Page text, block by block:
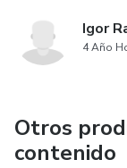
Recuperar el
Este método
solución real, sin
Igor
4 Año
Otros
contenido